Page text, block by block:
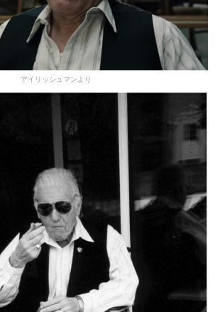
アイリッシュマンより